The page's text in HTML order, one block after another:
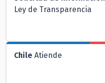
Ley de Transparencia
Chile Atiende